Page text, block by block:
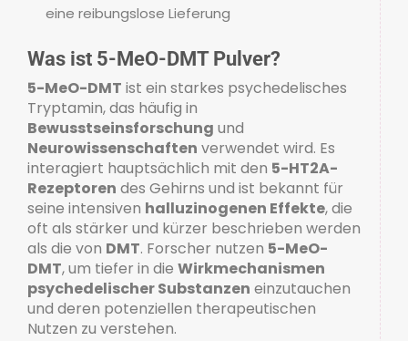
eine reibungslose Lieferung
Was ist 5-MeO-DMT Pulver?
5-MeO-DMT ist ein starkes psychedelisches
Tryptamin, das häufig in
Bewusstseinsforschung und
Neurowissenschaften verwendet wird. Es
interagiert hauptsächlich mit den 5-HT2A-
Rezeptoren des Gehirns und ist bekannt für
seine intensiven halluzinogenen Effekte, die
oft als stärker und kürzer beschrieben werden
als die von DMT. Forscher nutzen 5-MeO-
DMT, um tiefer in die Wirkmechanismen
psychedelischer Substanzen einzutauchen
und deren potenziellen therapeutischen
Nutzen zu verstehen.